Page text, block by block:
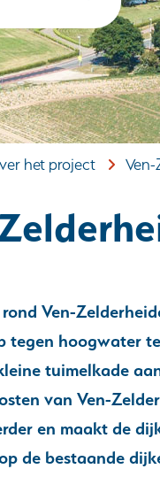
het project
Ven-
tegen hoogwater
tuimelkade
van Ven-
en maakt de
de bestaande